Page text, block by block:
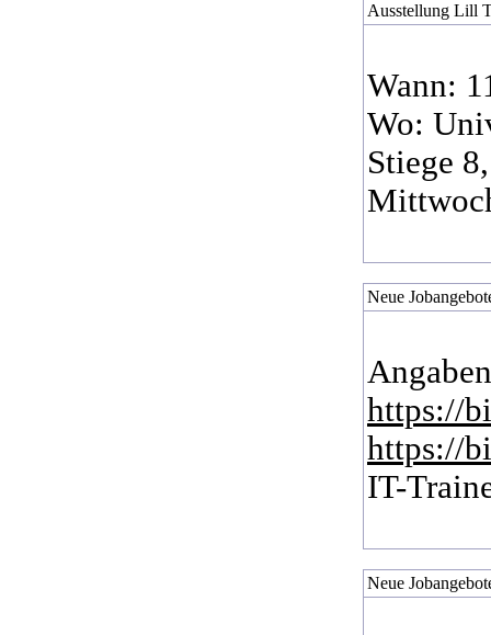
Ausstellung Lill
Wann:
Wo:
Stiege
Neue
https://
https://
IT-
Neue